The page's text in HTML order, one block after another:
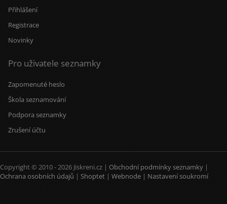
Přihlášení
Registrace
Novinky
Pro uživatele seznamky
Zapomenuté heslo
Škola seznamování
Podpora seznamky
Zrušení účtu
Copyright © 2010 - 2026 Jiskreni.cz | Obchodní podmínky seznamky |
Ochrana osobních údajů | Shoptet | Webnode | Nastavení soukromí